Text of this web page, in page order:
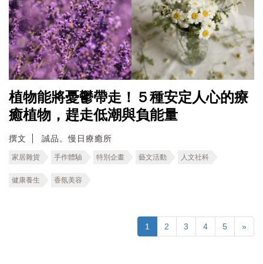
植物能將憂鬱帶走！５種安定人心的療
癒植物，趕走低潮與負能量
撰文 誠品。慢日療癒所
家居雜貨 手作體驗 特別企畫 藝文活動 人文社科
健康養生 香氛美容
1 2 3 4 5 »